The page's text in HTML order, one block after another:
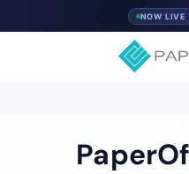
NOW LIVE